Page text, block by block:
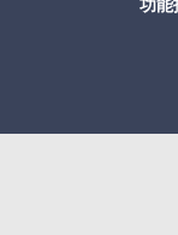
功能